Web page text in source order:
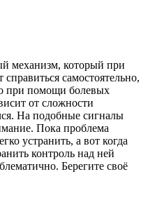
механизм, который при
самостоятельно,
при помощи болевых
от сложности
На подобные сигналы
Пока проблема
устранить, а вот когда
контроль над ней
Берегите своё